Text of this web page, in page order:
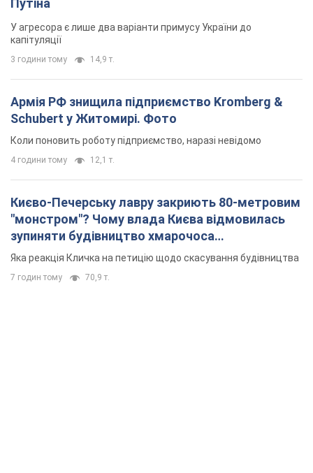
Путіна
У агресора є лише два варіанти примусу України до
капітуляції
3 години тому 14,9 т.
Армія РФ знищила підприємство Kromberg &
Schubert у Житомирі. Фото
Коли поновить роботу підприємство, наразі невідомо
4 години тому 12,1 т.
Києво-Печерську лавру закриють 80-метровим
"монстром"? Чому влада Києва відмовилась
зупиняти будівництво хмарочоса
"московського вірянина"
Яка реакція Кличка на петицію щодо скасування будівництва
7 годин тому 70,9 т.